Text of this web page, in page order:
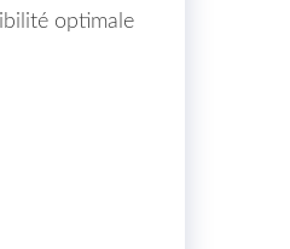
optimale